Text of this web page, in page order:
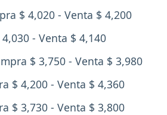
$ 4,020 - Venta $ 4,200
- Venta $ 4,140
$ 3,750 - Venta $ 3,980
$ 4,200 - Venta $ 4,360
$ 3,730 - Venta $ 3,800